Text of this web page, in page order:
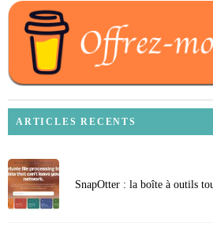
ARTICLES RECENTS
SnapOtter : la boîte à outils